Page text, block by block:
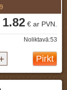
1.82 € ar PVN.
Noliktavā:53
Pirkt